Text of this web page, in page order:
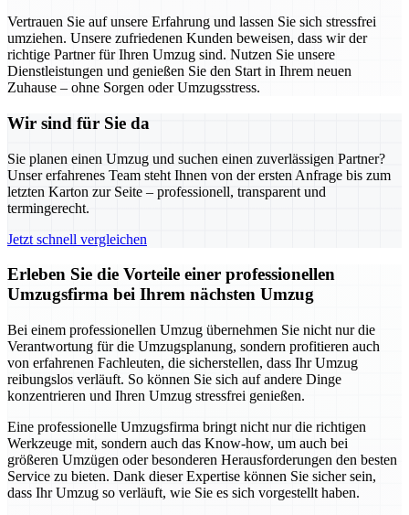
Vertrauen Sie auf unsere Erfahrung und lassen Sie sich stressfrei
umziehen. Unsere zufriedenen Kunden beweisen, dass wir der
richtige Partner für Ihren Umzug sind. Nutzen Sie unsere
Dienstleistungen und genießen Sie den Start in Ihrem neuen
Zuhause – ohne Sorgen oder Umzugsstress.
Wir sind für Sie da
Sie planen einen Umzug und suchen einen zuverlässigen Partner?
Unser erfahrenes Team steht Ihnen von der ersten Anfrage bis zum
letzten Karton zur Seite – professionell, transparent und
termingerecht.
Jetzt schnell vergleichen
Erleben Sie die Vorteile einer professionellen
Umzugsfirma bei Ihrem nächsten Umzug
Bei einem professionellen Umzug übernehmen Sie nicht nur die
Verantwortung für die Umzugsplanung, sondern profitieren auch
von erfahrenen Fachleuten, die sicherstellen, dass Ihr Umzug
reibungslos verläuft. So können Sie sich auf andere Dinge
konzentrieren und Ihren Umzug stressfrei genießen.
Eine professionelle Umzugsfirma bringt nicht nur die richtigen
Werkzeuge mit, sondern auch das Know-how, um auch bei
größeren Umzügen oder besonderen Herausforderungen den besten
Service zu bieten. Dank dieser Expertise können Sie sicher sein,
dass Ihr Umzug so verläuft, wie Sie es sich vorgestellt haben.